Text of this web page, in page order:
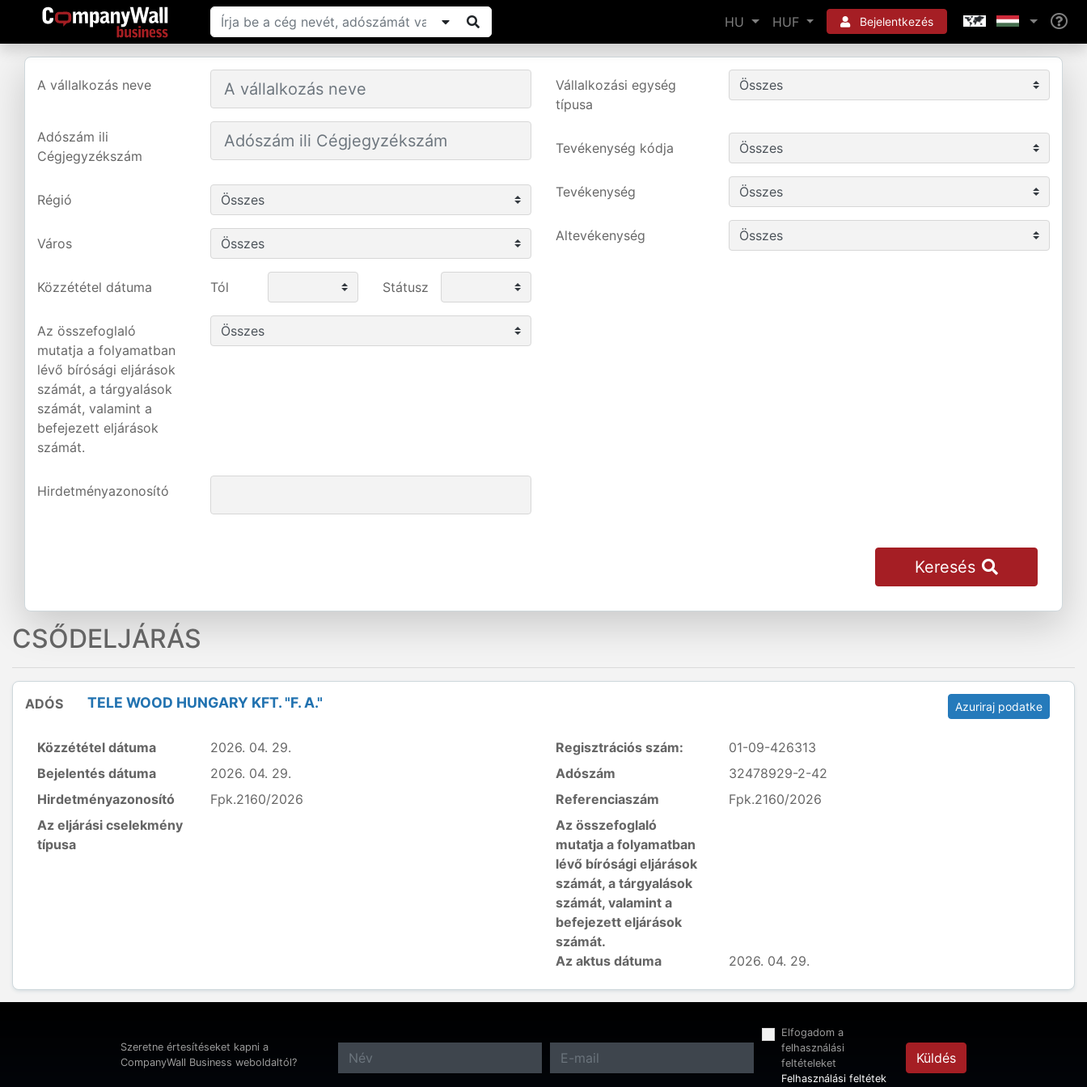
HU HUF Bejelentkezés
A vállalkozás neve
Adószám ili
Cégjegyzékszám
Régió
Város
Vállalkozási egység
típusa
Tevékenység kódja
Tevékenység
Altevékenység
Közzététel dátuma Tól Státusz
Az összefoglaló
mutatja a folyamatban
lévő bírósági eljárások
számát, a tárgyalások
számát, valamint a
befejezett eljárások
számát.
Hirdetményazonosító
Keresés
CSŐDELJÁRÁS
ADÓS TELE WOOD HUNGARY KFT. "F. A." Azuriraj podatke
Közzététel dátuma
2026. 04. 29.
Bejelentés dátuma
2026. 04. 29.
Hirdetményazonosító
Fpk.2160/2026
Az eljárási cselekmény
típusa
Regisztrációs szám:
01-09-426313
Adószám
32478929-2-42
Referenciaszám
Fpk.2160/2026
Az összefoglaló
mutatja a folyamatban
lévő bírósági eljárások
számát, a tárgyalások
számát, valamint a
befejezett eljárások
számát.
Az aktus dátuma
2026. 04. 29.
Szeretne értesítéseket kapni a
CompanyWall Business weboldaltól?
Elfogadom a
felhasználási
feltételeket
Felhasználási feltétek
Küldés